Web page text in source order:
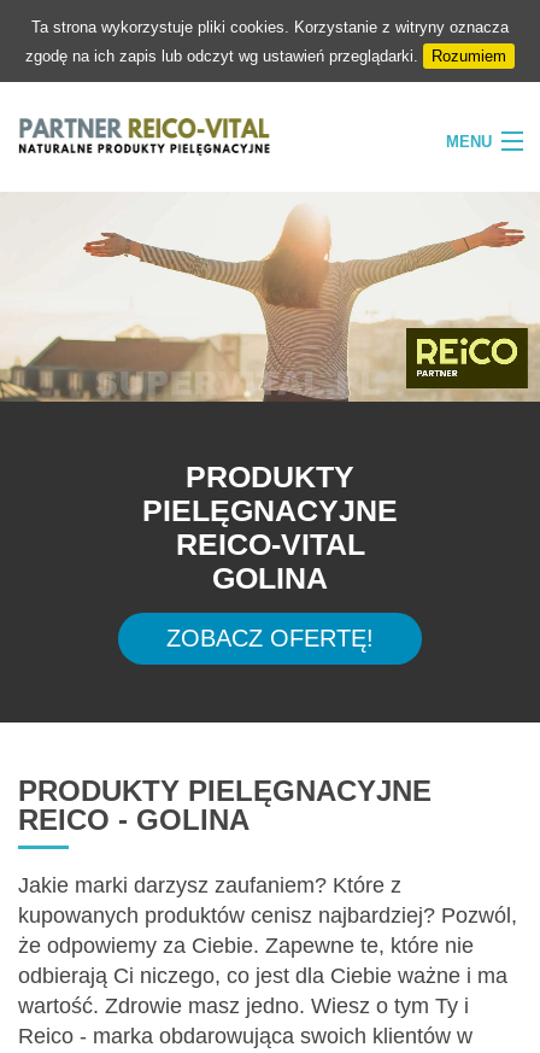
Ta strona wykorzystuje pliki cookies. Korzystanie z witryny oznacza
zgodę na ich zapis lub odczyt wg ustawień przeglądarki.
Rozumiem
MENU
PIELĘGNACJA
SKLEP
PRODUKTY
PIELĘGNACYJNE
REICO-VITAL
GOLINA
ZOBACZ OFERTĘ!
PRODUKTY PIELĘGNACYJNE
REICO - GOLINA
Jakie marki darzysz zaufaniem? Które z
kupowanych produktów cenisz najbardziej? Pozwól,
że odpowiemy za Ciebie. Zapewne te, które nie
odbierają Ci niczego, co jest dla Ciebie ważne i ma
wartość. Zdrowie masz jedno. Wiesz o tym Ty i
Reico - marka obdarowująca swoich klientów w